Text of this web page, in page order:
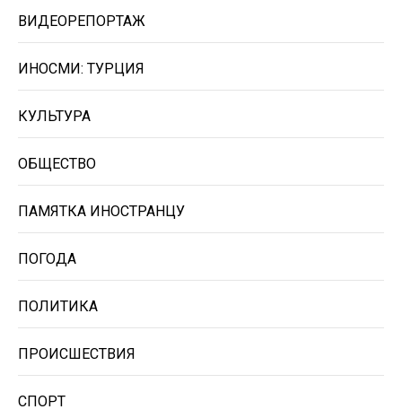
ВИДЕОРЕПОРТАЖ
ИНОСМИ: ТУРЦИЯ
КУЛЬТУРА
ОБЩЕСТВО
ПАМЯТКА ИНОСТРАНЦУ
ПОГОДА
ПОЛИТИКА
ПРОИСШЕСТВИЯ
СПОРТ